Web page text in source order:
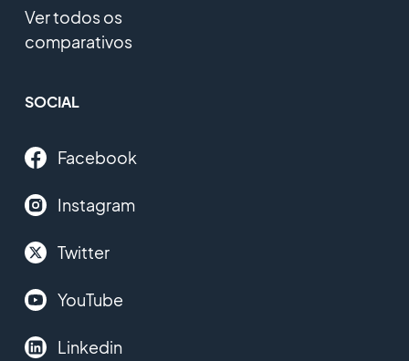
Ver todos os
comparativos
SOCIAL
Facebook
Instagram
Twitter
YouTube
Linkedin